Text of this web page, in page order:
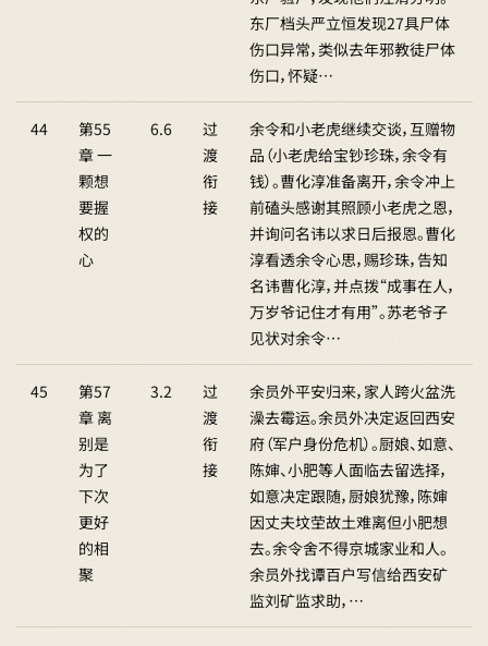
东厂档头严立恒发现27具尸体
伤口异常，类似去年邪教徒尸体
伤口，怀疑…
44
第55
章 一
颗想
要握
权的
心
6.6
过
渡
衔
接
余令和小老虎继续交谈，互赠物
品（小老虎给宝钞珍珠，余令有
钱）。曹化淳准备离开，余令冲上
前磕头感谢其照顾小老虎之恩，
并询问名讳以求日后报恩。曹化
淳看透余令心思，赐珍珠，告知
名讳曹化淳，并点拨“成事在人，
万岁爷记住才有用”。苏老爷子
见状对余令…
45
第57
章 离
别是
为了
下次
更好
的相
聚
3.2
过
渡
衔
接
余员外平安归来，家人跨火盆洗
澡去霉运。余员外决定返回西安
府（军户身份危机）。厨娘、如意、
陈婶、小肥等人面临去留选择，
如意决定跟随，厨娘犹豫，陈婶
因丈夫坟茔故土难离但小肥想
去。余令舍不得京城家业和人。
余员外找谭百户写信给西安矿
监刘矿监求助，…